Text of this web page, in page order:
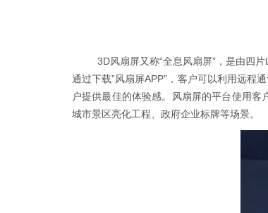
3D风扇屏又称“全息风扇屏” ，是由四片
通过下载”风扇屏APP” ，客户可以利用远程
户提供最佳的体验感。风扇屏的平台使用客
城市景区亮化工程、政府企业标牌等场景。